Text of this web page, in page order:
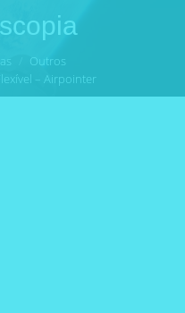
Outros
– Airpointer